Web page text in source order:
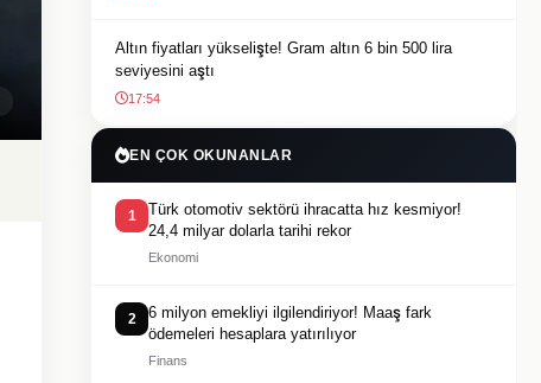
Altın fiyatları yükselişte! Gram altın 6 bin 500 lira
seviyesini aştı
17:54
EN ÇOK OKUNANLAR
1
Türk otomotiv sektörü ihracatta hız kesmiyor!
24,4 milyar dolarla tarihi rekor
Ekonomi
2
6 milyon emekliyi ilgilendiriyor! Maaş fark
ödemeleri hesaplara yatırılıyor
Finans